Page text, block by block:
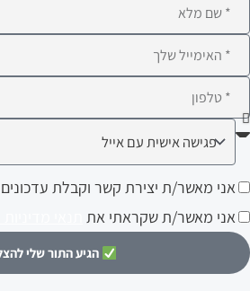
מלא
אימייל
טלפון
מה
מעניין
אותך?
אני
מאשר/ת
יצירת
קשר
אני מאשר/ת יצירת קשר וקבלת עדכונים
אני מאשר/ת שקראתי את
הגיע התור שלי